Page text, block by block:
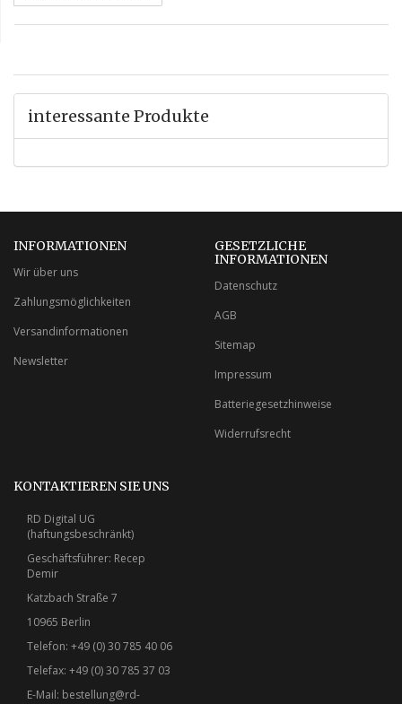
interessante Produkte
INFORMATIONEN
Wir über uns
Zahlungsmöglichkeiten
Versandinformationen
Newsletter
GESETZLICHE
INFORMATIONEN
Datenschutz
AGB
Sitemap
Impressum
Batteriegesetzhinweise
Widerrufsrecht
KONTAKTIEREN SIE UNS
RD Digital UG
(haftungsbeschränkt)
Geschäftsführer: Recep
Demir
Katzbach Straße 7
10965 Berlin
Telefon: +49 (0) 30 785 40 06
Telefax: +49 (0) 30 785 37 03
E-Mail: bestellung@rd-